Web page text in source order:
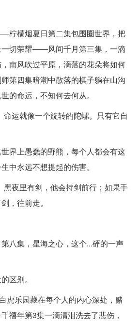
柠檬烟夏日第二集包围圈世界，把
一切荣耀——风间千月第三集，一滴
南风吹过平原，滴落的花朵将如何
第四集暗潮中散落的棋子躺在山沟
的命运，不知何去何从。
命运就像一个旋转的陀螺。只有它自
界上愚蠢的野熊，每个人都会有这
中永远不想提起的伤害。
黑夜里有剑，他会持剑前行；如果手
，往前走。
八集，星海之心，这个...砰的一声
区别。
乐园藏在每个人的内心深处，赌
禧年第3集一滴清泪洗去了悲伤，